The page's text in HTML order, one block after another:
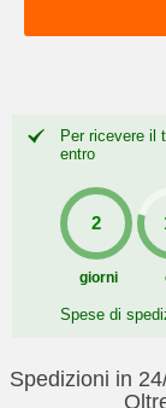
Per ricevere il
entro
giorni
Spese di
Spedizioni in